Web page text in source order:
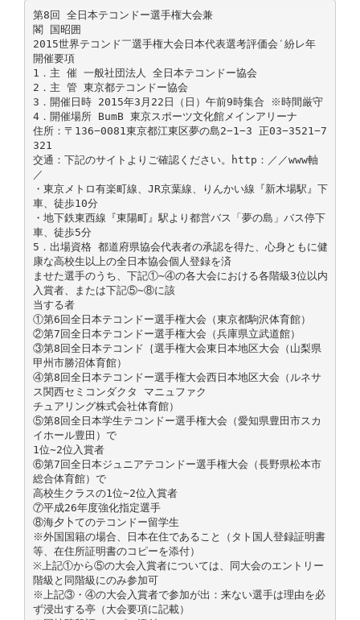
第8回 全日本テコンドー選手権大会兼
閣 国昭囲
2015世界テコンド￣選手権大会日本代表選考評価会′紛レ年
開催要項
1．主 催 一般社団法人 全日本テコンドー協会
2．主 管 東京都テコンドー協会
3．開催日時 2015年3月22日（日）午前9時集合 ※時間厳守
4．開催場所 BumB 東京スポーツ文化館メインアリーナ
住所：〒136−0081東京都江東区夢の島2−1−3 正03−3521−7
321
交通：下記のサイトよりご確認ください。http：／／www軸
／
・東京メトロ有楽町線、JR京葉線、りんかい線『新木場駅』下
車、徒歩10分
・地下鉄東西線『東陽町』駅より都営バス「夢の島」バス停下
車、徒歩5分
5．出場資格 都道府県協会代表者の承認を得た、心身ともに健
康な高校生以上の全日本協会個人登録を済
ませた選手のうち、下記①∼④の各大会における各階級3位以内
入賞者、または下記⑤∼⑧に該
当する者
①第6回全日本テコンドー選手権大会（東京都駒沢体育館）
②第7回全日本テコンドー選手権大会（兵庫県立武道館）
③第8回全日本テコンド｛選手権大会東日本地区大会（山梨県
甲州市勝沼体育館）
④第8回全日本テコンドー選手権大会西日本地区大会（ルネサ
ス関西セミコンダクタ マニュファク
チュアリング株式会社体育館）
⑤第8回全日本学生テコンドー選手権大会（愛知県豊田市スカ
イホール豊田）で
1位∼2位入賞者
⑥第7回全日本ジュニアテコンドー選手権大会（長野県松本市
総合体育館）で
高校生クラスの1位∼2位入賞者
⑦平成26年度強化指定選手
⑧海夕卜てのテコンドー留学生
※外国国籍の場合、日本在住であること（タト国人登録証明書
等、在住所証明書のコピーを添付）
※上記①から⑤の大会入賞者については、同大会のエントリー
階級と同階級にのみ参加可
※上記③・④の大会入賞者で参加が出：来ない選手は理由を必
ず浸出する亭（大会要項に記載）